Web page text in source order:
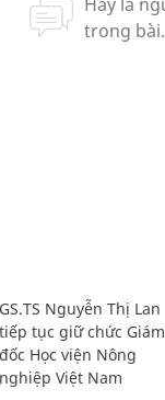
GS.TS Nguyễn Thị Lan
tiếp tục giữ chức Giám
đốc Học viện Nông
nghiệp Việt Nam